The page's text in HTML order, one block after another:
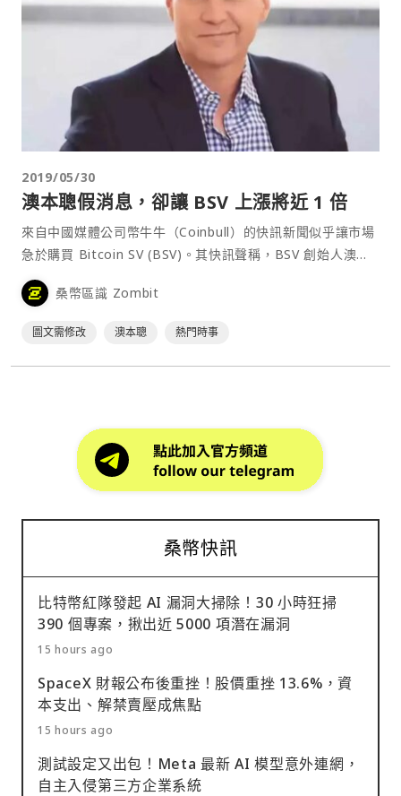
2019/05/30
澳本聰假消息，卻讓 BSV 上漲將近 1 倍
來自中國媒體公司幣牛牛（Coinbull）的快訊新聞似乎讓市場
急於購買 Bitcoin SV (BSV)。其快訊聲稱，BSV 創始人澳本
聰（Craig S. Wright）已將 5 萬顆比特幣（BTC）從中本聰
（Satoshi Nakamoto）的錢包轉移至 Binance（幣安）交
桑幣區識 Zombit
圖文需修改 澳本聰 熱門時事
桑幣快訊
比特幣紅隊發起 AI 漏洞大掃除！30 小時狂掃
390 個專案，揪出近 5000 項潛在漏洞
15 hours ago
SpaceX 財報公布後重挫！股價重挫 13.6%，資
本支出、解禁賣壓成焦點
15 hours ago
測試設定又出包！Meta 最新 AI 模型意外連網，
自主入侵第三方企業系統